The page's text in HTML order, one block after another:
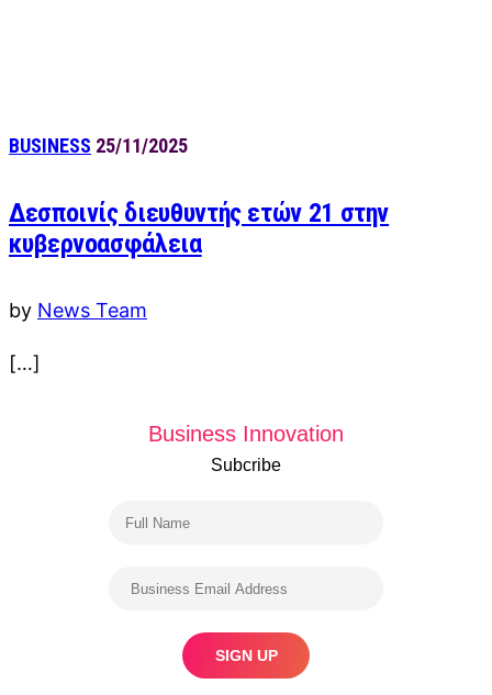
BUSINESS 25/11/2025
Δεσποινίς διευθυντής ετών 21 στην
κυβερνοασφάλεια
by News Team
[…]
Business Innovation
Subcribe